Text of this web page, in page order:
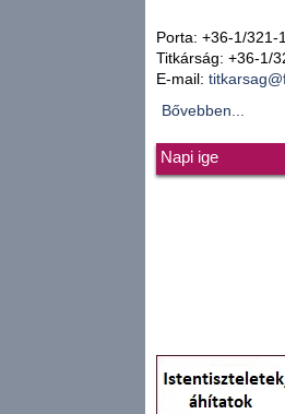
Porta: +36-1/321-
Titkárság: +36-1/
E-mail:
Bővebben...
Napi ige